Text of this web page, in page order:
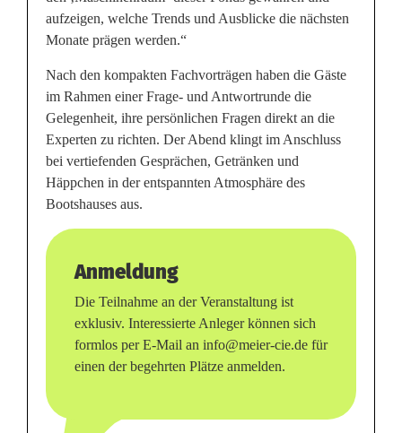
aufzeigen, welche Trends und Ausblicke die nächsten
Monate prägen werden.“
Nach den kompakten Fachvorträgen haben die Gäste
im Rahmen einer Frage- und Antwortrunde die
Gelegenheit, ihre persönlichen Fragen direkt an die
Experten zu richten. Der Abend klingt im Anschluss
bei vertiefenden Gesprächen, Getränken und
Häppchen in der entspannten Atmosphäre des
Bootshauses aus.
Anmeldung
Die Teilnahme an der Veranstaltung ist
exklusiv. Interessierte Anleger können sich
formlos per E-Mail an info@meier-cie.de für
einen der begehrten Plätze anmelden.